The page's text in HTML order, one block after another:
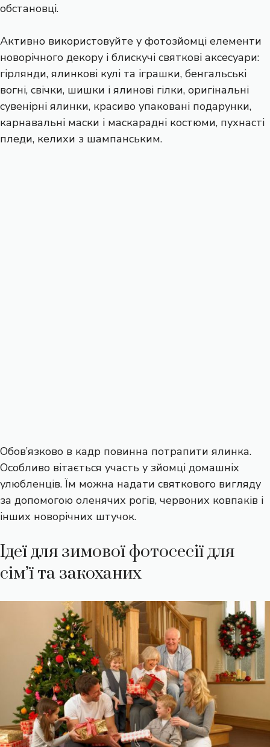
обстановці.
Активно використовуйте у фотозйомці елементи
новорічного декору і блискучі святкові аксесуари:
гірлянди, ялинкові кулі та іграшки, бенгальські
вогні, свічки, шишки і ялинові гілки, оригінальні
сувенірні ялинки, красиво упаковані подарунки,
карнавальні маски і маскарадні костюми, пухнасті
пледи, келихи з шампанським.
Обов’язково в кадр повинна потрапити ялинка.
Особливо вітається участь у зйомці домашніх
улюбленців. Їм можна надати святкового вигляду
за допомогою оленячих рогів, червоних ковпаків і
інших новорічних штучок.
Ідеї для зимової фотосесії для
сім’ї та закоханих